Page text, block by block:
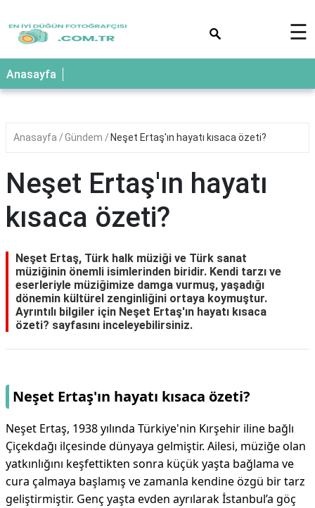
☰
Anasayfa
Anasayfa Gündem Neşet Ertaş'ın hayatı kısaca özeti?
Neşet Ertaş'ın hayatı
kısaca özeti?
Neşet Ertaş, Türk halk müziği ve Türk sanat
müziğinin önemli isimlerinden biridir. Kendi tarzı ve
eserleriyle müziğimize damga vurmuş, yaşadığı
dönemin kültürel zenginliğini ortaya koymuştur.
Ayrıntılı bilgiler için Neşet Ertaş'ın hayatı kısaca
özeti? sayfasını inceleyebilirsiniz.
Neşet Ertaş'ın hayatı kısaca özeti?
Neşet Ertaş, 1938 yılında Türkiye'nin Kırşehir iline bağlı
Çiçekdağı ilçesinde dünyaya gelmiştir. Ailesi, müziğe olan
yatkınlığını keşfettikten sonra küçük yaşta bağlama ve
cura çalmaya başlamış ve zamanla kendine özgü bir tarz
geliştirmiştir. Genç yaşta evden ayrılarak İstanbul’a göç